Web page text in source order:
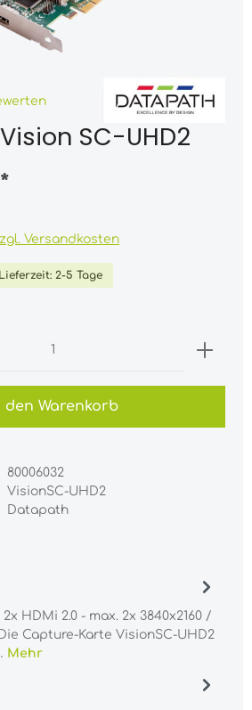
SC-UHD2
Versandkosten
2-5 Tage
den Warenkorb
80006032
VisionSC-UHD2
Datapath
HDMi 2.0 - max. 2x 3840x2160 /
Capture-Karte VisionSC-UHD2
Mehr